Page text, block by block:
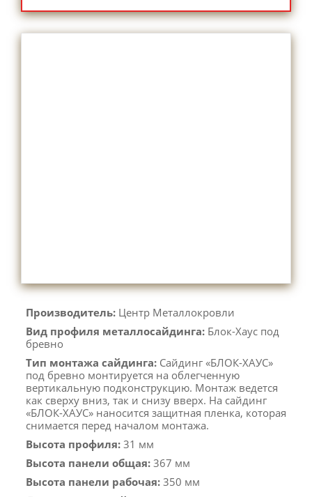
Производитель: Центр Металлокровли
Вид профиля металлосайдинга: Блок-Хаус под
бревно
Тип монтажа сайдинга: Сайдинг «БЛОК-ХАУС»
под бревно монтируется на облегченную
вертикальную подконструкцию. Монтаж ведется
как сверху вниз, так и снизу вверх. На сайдинг
«БЛОК-ХАУС» наносится защитная пленка, которая
снимается перед началом монтажа.
Высота профиля: 31 мм
Высота панели общая: 367 мм
Высота панели рабочая: 350 мм